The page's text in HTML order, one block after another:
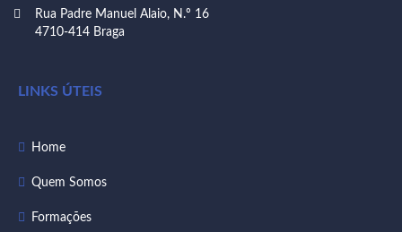
Rua Padre Manuel Alaio, N.º 16
4710-414 Braga
LINKS ÚTEIS
Home
Quem Somos
Formações